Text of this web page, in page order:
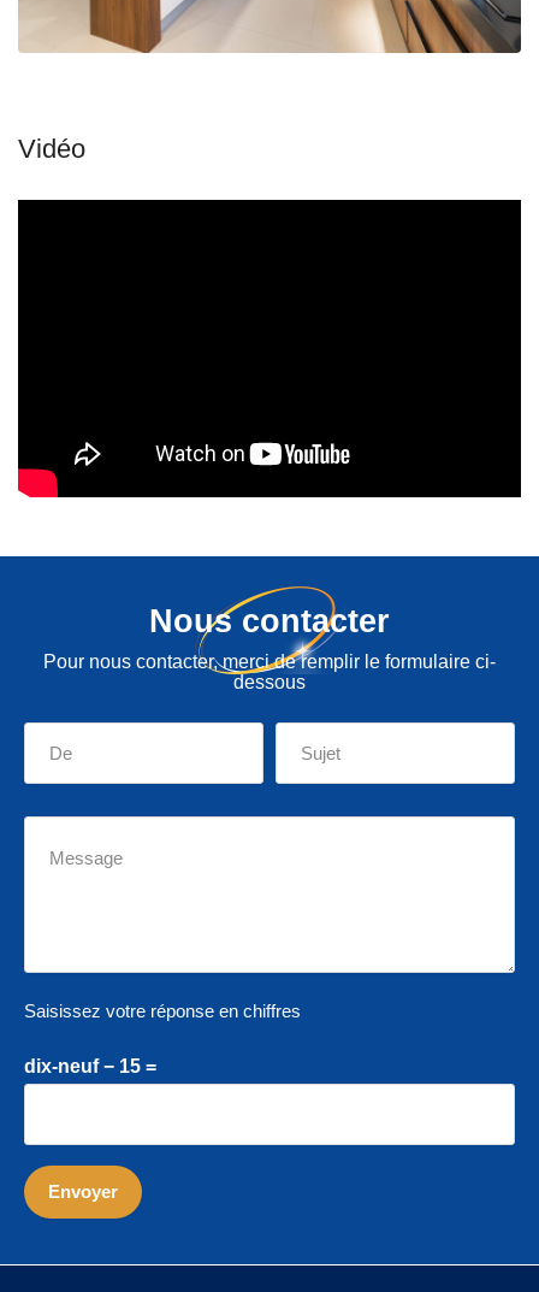
Nous contacter
Pour nous contacter, merci de remplir le formulaire ci-
dessous
Saisissez votre réponse en chiffres
dix-neuf − 15 =